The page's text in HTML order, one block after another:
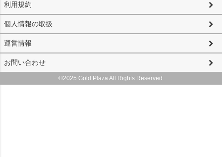
利用規約
個人情報の取扱
運営情報
お問い合わせ
©2025 Gold Plaza All Rights Reserved.